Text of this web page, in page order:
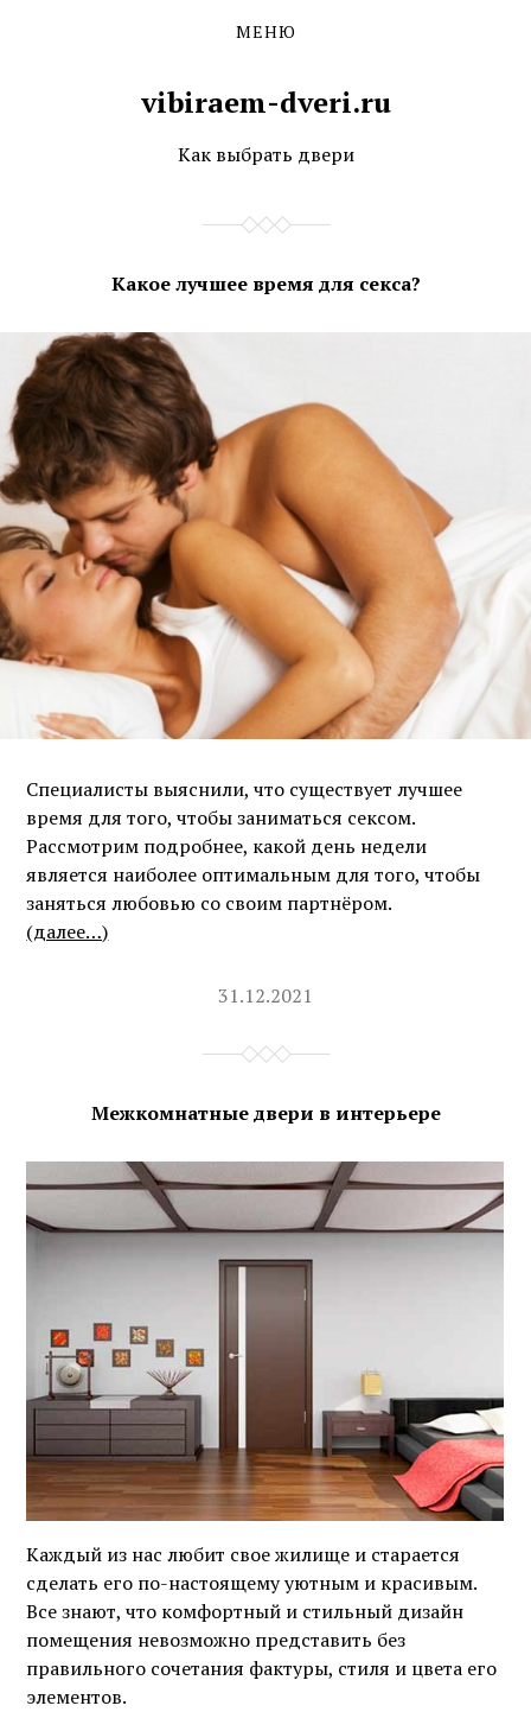
МЕНЮ
vibiraem-dveri.ru
Как выбрать двери
Какое лучшее время для секса?
Специалисты выяснили, что существует лучшее
время для того, чтобы заниматься сексом.
Рассмотрим подробнее, какой день недели
является наиболее оптимальным для того, чтобы
заняться любовью со своим партнёром.
(далее…)
31.12.2021
Межкомнатные двери в интерьере
Каждый из нас любит свое жилище и старается
сделать его по-настоящему уютным и красивым.
Все знают, что комфортный и стильный дизайн
помещения невозможно представить без
правильного сочетания фактуры, стиля и цвета его
элементов.